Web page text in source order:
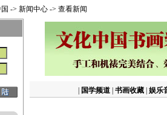
-> 新闻中心 -> 查看新闻
国学频道 书画收藏 娱乐